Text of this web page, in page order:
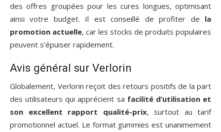
des offres groupées pour les cures longues, optimisant
ainsi votre budget. Il est conseillé de profiter de la
promotion actuelle, car les stocks de produits populaires
peuvent s’épuiser rapidement.
Avis général sur Verlorin
Globalement, Verlorin reçoit des retours positifs de la part
des utilisateurs qui apprécient sa facilité d’utilisation et
son excellent rapport qualité-prix, surtout au tarif
promotionnel actuel. Le format gummies est unanimement